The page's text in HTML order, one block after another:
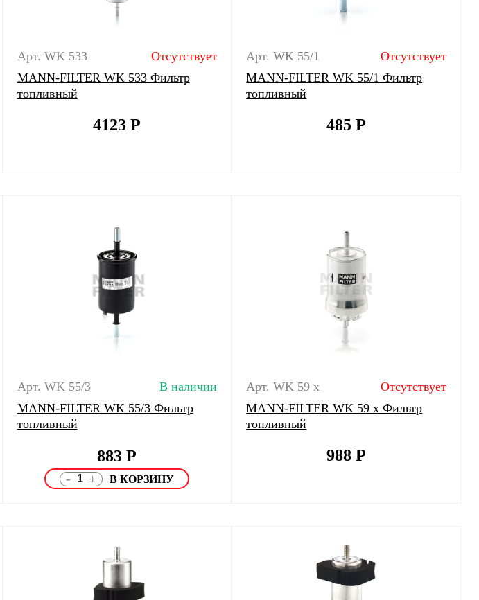
Арт. WK 533
Отсутствует
MANN-FILTER WK 533 Фильтр
топливный
4123Р
Арт. WK 55/1
Отсутствует
MANN-FILTER WK 55/1 Фильтр
топливный
485Р
Арт. WK 55/3
В наличии
MANN-FILTER WK 55/3 Фильтр
топливный
883Р
- +
Арт. WK 59 x
Отсутствует
MANN-FILTER WK 59 x Фильтр
топливный
988Р